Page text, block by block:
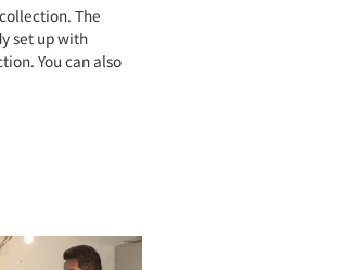
The
set up with
You can also